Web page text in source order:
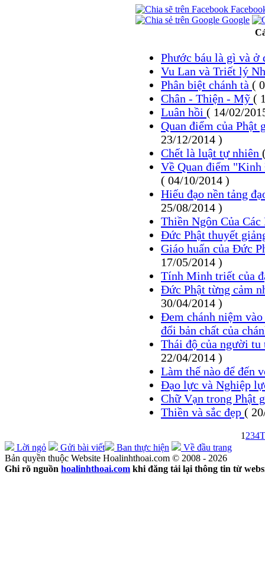
Google
Phước báu là gì và ở
Vu Lan và Triết lý
Phân biệt chánh tà (
Chân - Thiện - Mỹ (
Luân hồi ( 14/02/
Quan điểm của Phật
23/12/2014 )
Chết là luật tự nhiên
Về Quan điểm
( 04/10/2014 )
Hiếu đạo nền tảng
25/08/2014 )
Thiền Ngôn Của
Đức Phật thuyết
Giáo huấn của Đức
17/05/2014 )
Tính Minh triết của
Đức Phật từng cảm
30/04/2014 )
Đem chánh niệm
đổi bản chất của
Thái độ của người
22/04/2014 )
Làm thế nào để đến
Đạo lực và Nghiệp
Chữ Vạn trong Phật
Thiền và sắc đẹp (
1 234
Lời ngỏ
Gửi bài viết Ban thực hiện
Về đầu trang
Bản quyền thuộc Website Hoalinhthoai.com © 2008 - 2026
Ghi rõ nguồn hoalinhthoai.com khi đăng tải lại thông tin từ